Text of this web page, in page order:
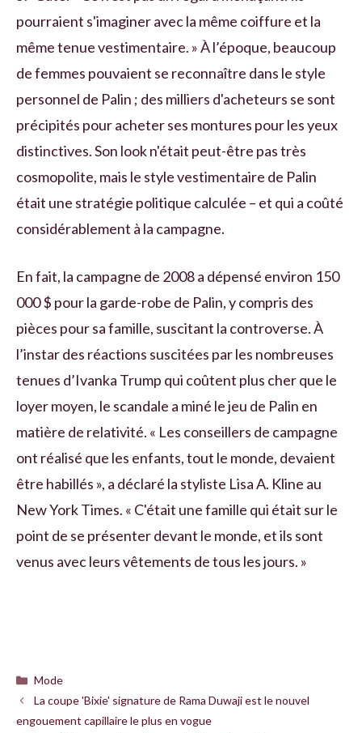
pourraient s'imaginer avec la même coiffure et la
même tenue vestimentaire. » À l’époque, beaucoup
de femmes pouvaient se reconnaître dans le style
personnel de Palin ; des milliers d'acheteurs se sont
précipités pour acheter ses montures pour les yeux
distinctives. Son look n'était peut-être pas très
cosmopolite, mais le style vestimentaire de Palin
était une stratégie politique calculée – et qui a coûté
considérablement à la campagne.
En fait, la campagne de 2008 a dépensé environ 150
000 $ pour la garde-robe de Palin, y compris des
pièces pour sa famille, suscitant la controverse. À
l’instar des réactions suscitées par les nombreuses
tenues d’Ivanka Trump qui coûtent plus cher que le
loyer moyen, le scandale a miné le jeu de Palin en
matière de relativité. « Les conseillers de campagne
ont réalisé que les enfants, tout le monde, devaient
être habillés », a déclaré la styliste Lisa A. Kline au
New York Times. « C'était une famille qui était sur le
point de se présenter devant le monde, et ils sont
venus avec leurs vêtements de tous les jours. »
Catégories
Mode
La coupe 'Bixie' signature de Rama Duwaji est le nouvel
engouement capillaire le plus en vogue